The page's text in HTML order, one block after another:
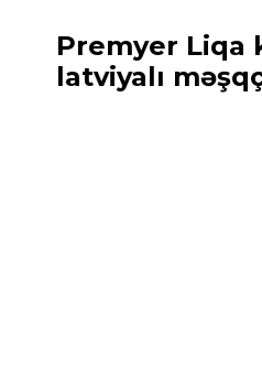
Premyer Liqa
latviyalı